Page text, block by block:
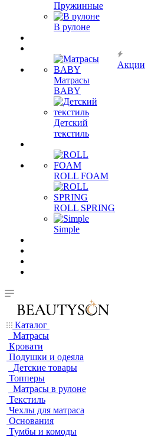
Пружинные
В рулоне
Матрасы
BABY
Детский
текстиль
ROLL FOAM
ROLL SPRING
Simple
Акции
Каталог
Матрасы
Кровати
Подушки и одеяла
Детские товары
Топперы
Матрасы в рулоне
Текстиль
Чехлы для матраса
Основания
Тумбы и комоды